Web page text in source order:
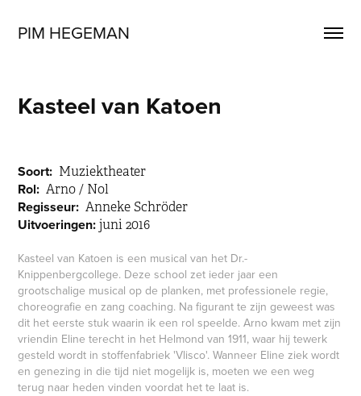
PIM HEGEMAN
Kasteel van Katoen
Soort: Muziektheater
Rol:Arno / Nol
Regisseur:Anneke Schröder
Uitvoeringen:juni 2016
Kasteel van Katoen is een musical van het Dr.-
Knippenbergcollege. Deze school zet ieder jaar een
grootschalige musical op de planken, met professionele regie,
choreografie en zang coaching. Na figurant te zijn geweest was
dit het eerste stuk waarin ik een rol speelde. Arno kwam met zijn
vriendin Eline terecht in het Helmond van 1911, waar hij tewerk
gesteld wordt in stoffenfabriek 'Vlisco'. Wanneer Eline ziek wordt
en genezing in die tijd niet mogelijk is, moeten we een weg
terug naar heden vinden voordat het te laat is.